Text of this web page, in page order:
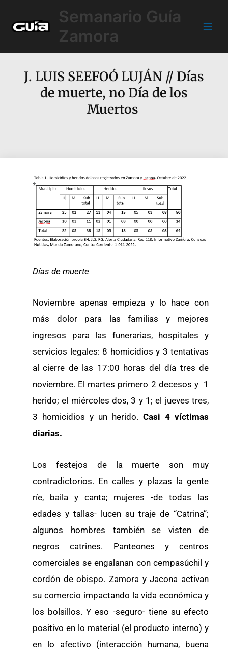
contenido
Semanario Guía
Zamora
J. LUIS SEEFOÓ LUJÁN // Días
de muerte, no Día de los
Muertos
Días de muerte
Noviembre apenas empieza y lo hace con
más dolor para las familias y mejores
ingresos para las funerarias, hospitales y
servicios legales: 8 homicidios y 3 tentativas
al cierre de las 17:00 horas del día tres de
noviembre. El martes primero 2 decesos y 1
herido; el miércoles dos, 3 y 1; el jueves tres,
3 homicidios y un herido. Casi 4 víctimas
diarias.
Los festejos de la muerte son muy
contradictorios. En calles y plazas la gente
ríe, baila y canta; mujeres -de todas las
edades y tallas- lucen su traje de “Catrina”;
algunos hombres también se visten de
negros catrines. Panteones y centros
comerciales se engalanan con cempasúchil y
cordón de obispo. Zamora y Jacona activan
su comercio impactando la vida económica y
los bolsillos. Y eso -seguro- tiene su efecto
positivo en lo material (el producto interno) y
en lo afectivo (interacción humana, buena